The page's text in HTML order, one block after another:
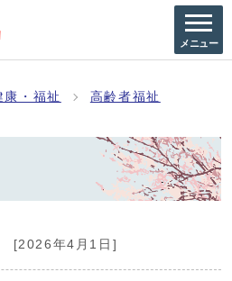
メニュー
康・福祉 高齢者福祉
[2026年4月1日]